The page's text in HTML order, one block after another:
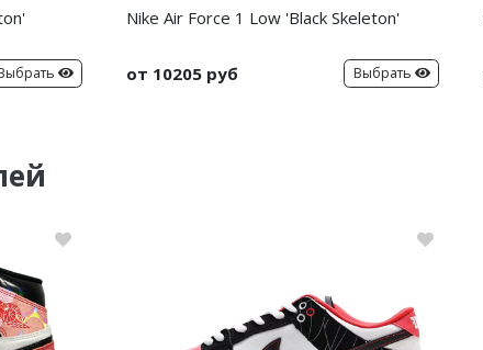
Nike Air Force 1 Low 'Black Skeleton'
от 10205 руб Выбрать